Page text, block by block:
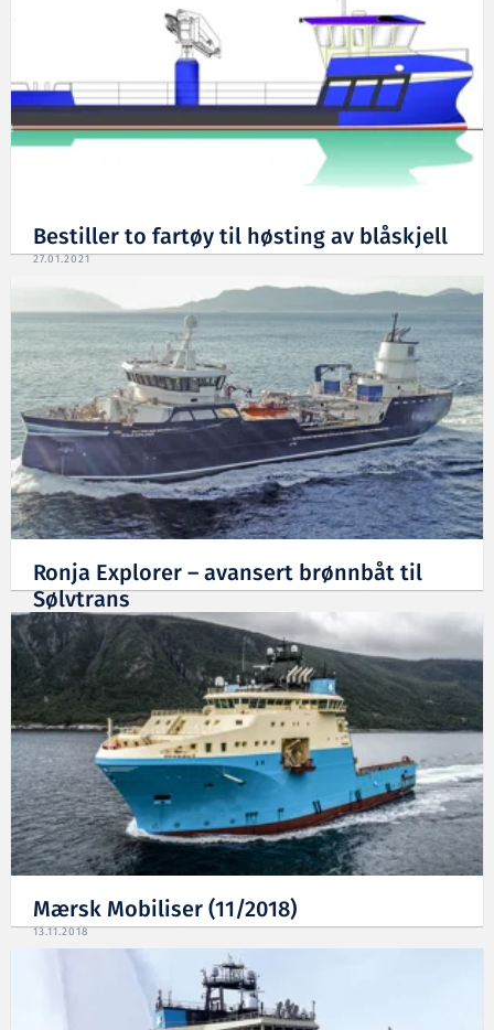
Bestiller to fartøy til høsting av blåskjell
27.01.2021
Ronja Explorer – avansert brønnbåt til
Sølvtrans
16.07.2019
Mærsk Mobiliser (11/2018)
13.11.2018